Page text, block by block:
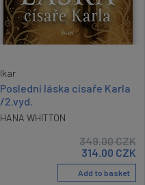
Ikar
Poslední láska císaře Karla
/2.vyd.
HANA WHITTON
349.00CZK
314.00 CZK
Add to basket